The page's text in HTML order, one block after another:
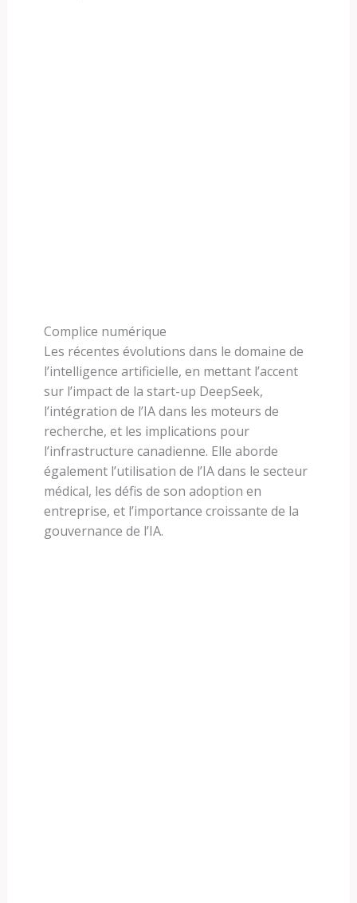
Complice numérique
Les récentes évolutions dans le domaine de
l’intelligence artificielle, en mettant l’accent
sur l’impact de la start-up DeepSeek,
l’intégration de l’IA dans les moteurs de
recherche, et les implications pour
l’infrastructure canadienne. Elle aborde
également l’utilisation de l’IA dans le secteur
médical, les défis de son adoption en
entreprise, et l’importance croissante de la
gouvernance de l’IA.